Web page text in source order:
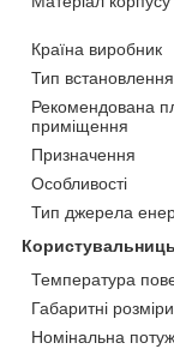
Країна виробник
Тип встановлення
Рекомендована
приміщення
Призначення
Особливості
Тип джерела
Температура
Габаритні розміри
Номінальна